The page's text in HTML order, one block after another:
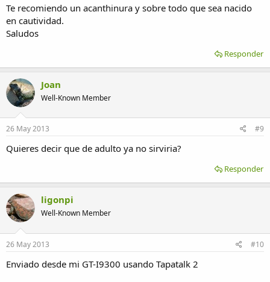
Te recomiendo un acanthinura y sobre todo que sea nacido
en cautividad.
Saludos
Responder
Joan
Well-Known Member
26 May 2013 #9
Quieres decir que de adulto ya no sirviria?
Responder
ligonpi
Well-Known Member
26 May 2013 #10
Enviado desde mi GT-I9300 usando Tapatalk 2